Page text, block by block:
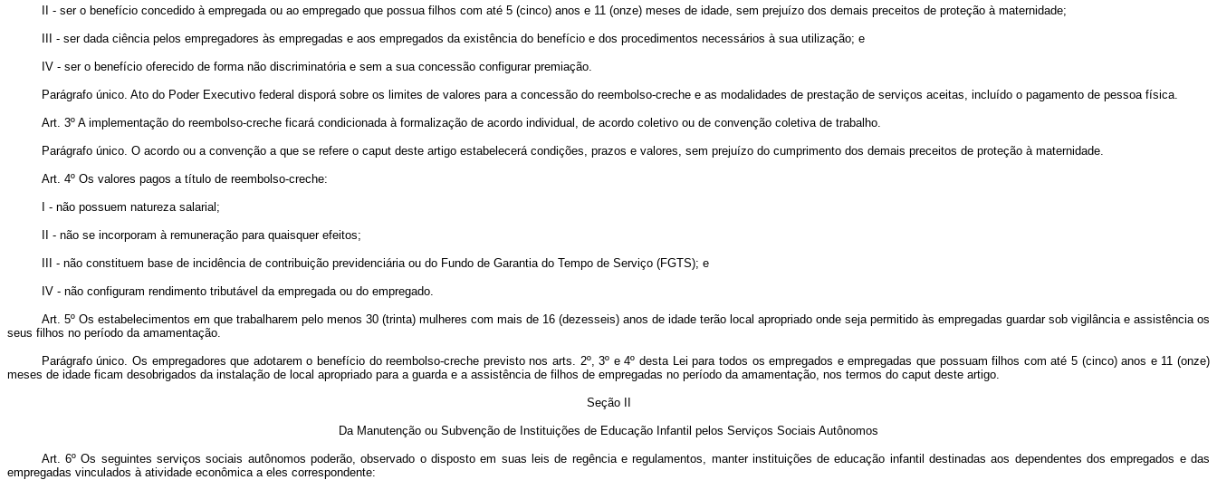
II - ser o benefício concedido à empregada ou ao empregado que possua filhos com até 5 (cinco) anos e 11 (onze) meses de idade, sem prejuízo dos demais preceitos de proteção à maternidade;
III - ser dada ciência pelos empregadores às empregadas e aos empregados da existência do benefício e dos procedimentos necessários à sua utilização; e
IV - ser o benefício oferecido de forma não discriminatória e sem a sua concessão configurar premiação.
Parágrafo único. Ato do Poder Executivo federal disporá sobre os limites de valores para a concessão do reembolso-creche e as modalidades de prestação de serviços aceitas, incluído o pagamento de pessoa física.
Art. 3º A implementação do reembolso-creche ficará condicionada à formalização de acordo individual, de acordo coletivo ou de convenção coletiva de trabalho.
Parágrafo único. O acordo ou a convenção a que se refere o caputdeste artigo estabelecerá condições, prazos e valores, sem prejuízo do cumprimento dos demais preceitos de proteção à maternidade.
Art. 4º Os valores pagos a título de reembolso-creche:
I - não possuem natureza salarial;
II - não se incorporam à remuneração para quaisquer efeitos;
III - não constituem base de incidência de contribuição previdenciária ou do Fundo de Garantia do Tempo de Serviço (FGTS); e
IV - não configuram rendimento tributável da empregada ou do empregado.
Art. 5º Os estabelecimentos em que trabalharem pelo menos 30 (trinta) mulheres com mais de 16 (dezesseis) anos de idade terão local apropriado onde seja permitido às empregadas guardar sob vigilância e assistência os
seus filhos no período da amamentação.
Parágrafo único. Os empregadores que adotarem o benefício do reembolso-creche previsto nos arts. 2º, 3º e 4º desta Lei para todos os empregados e empregadas que possuam filhos com até 5 (cinco) anos e 11 (onze)
meses de idade ficam desobrigados da instalação de local apropriado para a guarda e a assistência de filhos de empregadas no período da amamentação, nos termos do caput deste artigo.
Seção II
Da Manutenção ou Subvenção de Instituições de Educação Infantil pelos Serviços Sociais Autônomos
Art. 6º Os seguintes serviços sociais autônomos poderão, observado o disposto em suas leis de regência e regulamentos, manter instituições de educação infantil destinadas aos dependentes dos empregados e das
empregadas vinculados à atividade econômica a eles correspondente: